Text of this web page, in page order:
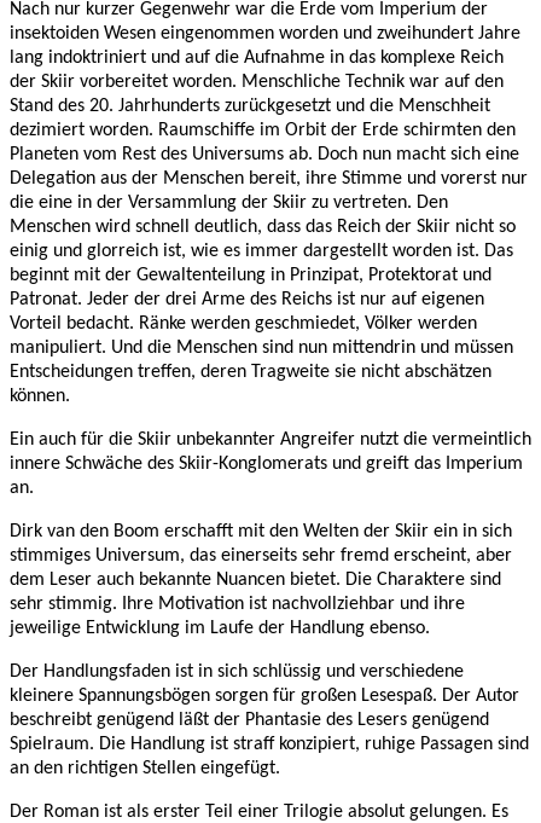
Nach nur kurzer Gegenwehr war die Erde vom Imperium der
insektoiden Wesen eingenommen worden und zweihundert Jahre
lang indoktriniert und auf die Aufnahme in das komplexe Reich
der Skiir vorbereitet worden. Menschliche Technik war auf den
Stand des 20. Jahrhunderts zurückgesetzt und die Menschheit
dezimiert worden. Raumschiffe im Orbit der Erde schirmten den
Planeten vom Rest des Universums ab. Doch nun macht sich eine
Delegation aus der Menschen bereit, ihre Stimme und vorerst nur
die eine in der Versammlung der Skiir zu vertreten. Den
Menschen wird schnell deutlich, dass das Reich der Skiir nicht so
einig und glorreich ist, wie es immer dargestellt worden ist. Das
beginnt mit der Gewaltenteilung in Prinzipat, Protektorat und
Patronat. Jeder der drei Arme des Reichs ist nur auf eigenen
Vorteil bedacht. Ränke werden geschmiedet, Völker werden
manipuliert. Und die Menschen sind nun mittendrin und müssen
Entscheidungen treffen, deren Tragweite sie nicht abschätzen
können.
Ein auch für die Skiir unbekannter Angreifer nutzt die vermeintlich
innere Schwäche des Skiir-Konglomerats und greift das Imperium
an.
Dirk van den Boom erschafft mit den Welten der Skiir ein in sich
stimmiges Universum, das einerseits sehr fremd erscheint, aber
dem Leser auch bekannte Nuancen bietet. Die Charaktere sind
sehr stimmig. Ihre Motivation ist nachvollziehbar und ihre
jeweilige Entwicklung im Laufe der Handlung ebenso.
Der Handlungsfaden ist in sich schlüssig und verschiedene
kleinere Spannungsbögen sorgen für großen Lesespaß. Der Autor
beschreibt genügend läßt der Phantasie des Lesers genügend
Spielraum. Die Handlung ist straff konzipiert, ruhige Passagen sind
an den richtigen Stellen eingefügt.
Der Roman ist als erster Teil einer Trilogie absolut gelungen. Es